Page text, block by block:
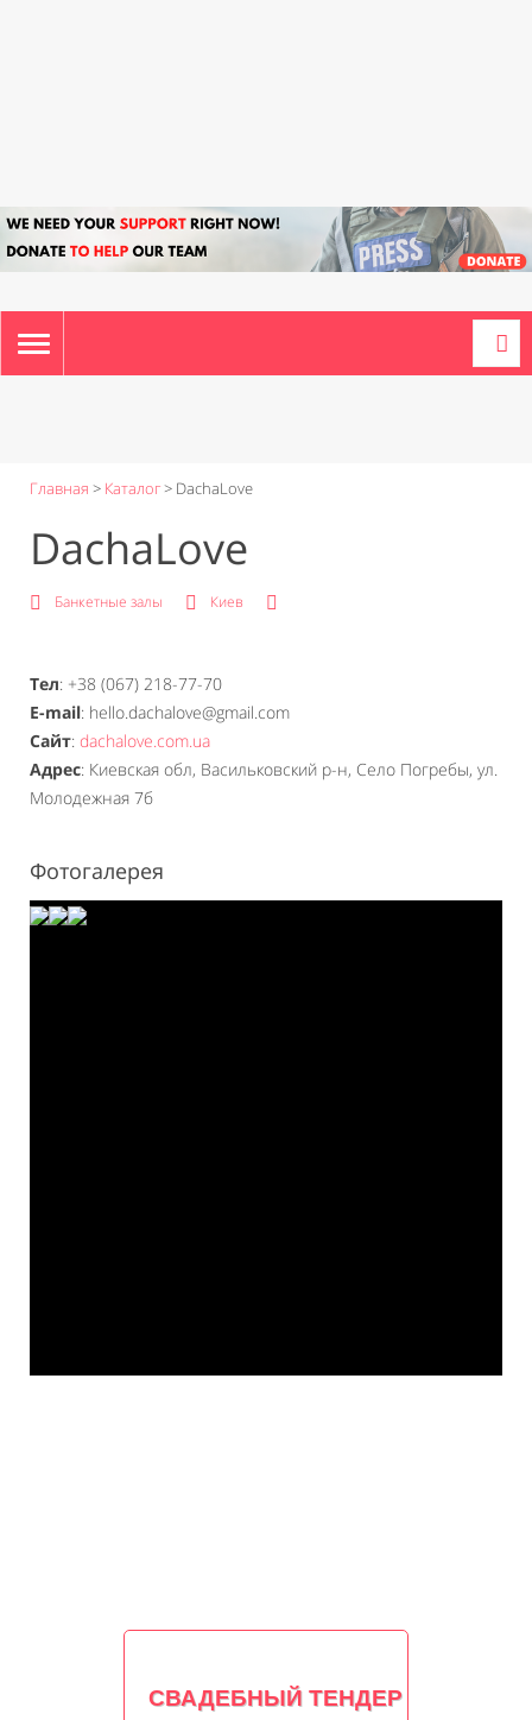
TOGGLE
NAVIGATION
Главная > Каталог> DachaLove
DachaLove
Банкетные залы Киев
Тел: +38 (067) 218-77-70
E-mail: hello.dachalove@gmail.com
Сайт: dachalove.com.ua
Адрес: Киевская обл, Васильковский р-н, Село Погребы, ул.
Молодежная 7б
Фотогалерея
СВАДЕБНЫЙ ТЕНДЕР